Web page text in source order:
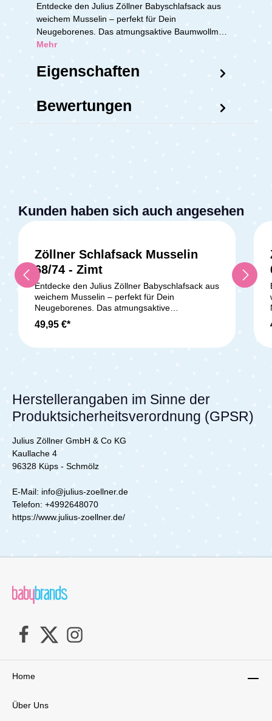
Entdecke den Julius Zöllner Babyschlafsack aus
weichem Musselin – perfekt für Dein
Neugeborenes. Das atmungsaktive Baumwollm…
Mehr
Eigenschaften
Bewertungen
Kunden haben sich auch angesehen
Zöllner Schlafsack Musselin
68/74 - Zimt
Entdecke den Julius Zöllner Babyschlafsack aus
weichem Musselin – perfekt für Dein
Neugeborenes. Das atmungsaktive
Baumwollmusselin sorgt für ein angenehmes
Schlafklima, während das sanfte
Die leichte Klimavliesfüllung (2,5 TOG) hält Dein
Die weite Birnenform bietet Strampelfreiheit für
entspannten Schlaf. Schadstoffgeprüft nach
OEKO-TEX STANDARD 100, Produktklasse I,
ist der Schlafsack besonders sicher. Pflegeleicht
bei 40 °C waschbar und trocknergeeignet,
begleitet er Dein Baby zuverlässig durch die
Schlafsack Musselin Zimt - Gr. 68/74
49,95 €*
Herstellerangaben im Sinne der
Produktsicherheitsverordnung (GPSR)
Julius Zöllner GmbH & Co KG
Kaullache 4
96328 Küps - Schmölz
E-Mail: info@julius-zoellner.de
Telefon: +4992648070
https://www.julius-zoellner.de/
Home
Über Uns